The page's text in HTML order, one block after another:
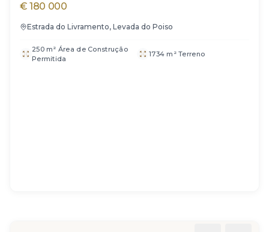
€180 000
Estrada do Livramento, Levada do Poiso
250 m² Área de Construção
Permitida
1734 m² Terreno